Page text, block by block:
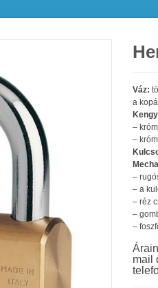
Váz:
a
–
–
–
– a
– réz
–
–
mail